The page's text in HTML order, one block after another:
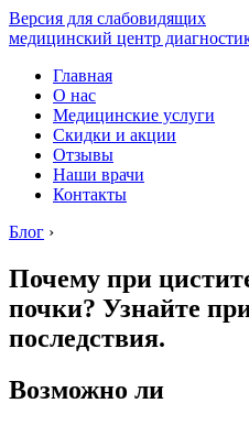
Версия для слабовидящих
медицинский центр
Главная
О нас
Медицинские услуги
Скидки и акции
Отзывы
Наши врачи
Контакты
Блог ›
Почему при
почки? Узнайте
последствия.
Возможно ли